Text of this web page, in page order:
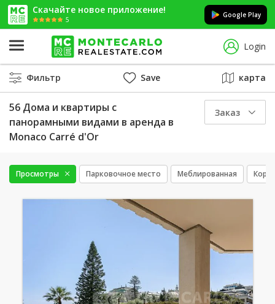
Скачайте новое приложение!
5
Google Play
Login
Фильтр Save карта
56 Дома и квартиры с
панорамными видами в аренда в
Monaco Carré d'Or
Заказ
Просмотры Парковочное место Меблированная